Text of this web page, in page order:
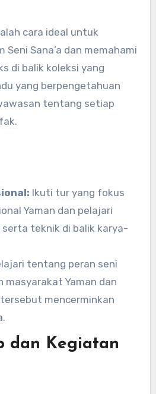
cara ideal untuk
Seni Sana’a dan memahami
di balik koleksi yang
yang berpengetahuan
tentang setiap
Ikuti tur yang fokus
Yaman dan pelajari
teknik di balik karya-
tentang peran seni
masyarakat Yaman dan
mencerminkan
dan Kegiatan